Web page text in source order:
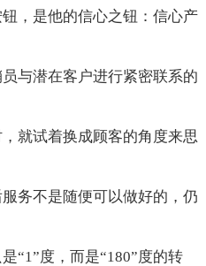
，是他的信心之钮：信心产
与潜在客户进行紧密联系的
就试着换成顾客的角度来思
务不是随便可以做好的，仍
“1”度，而是“180”度的转